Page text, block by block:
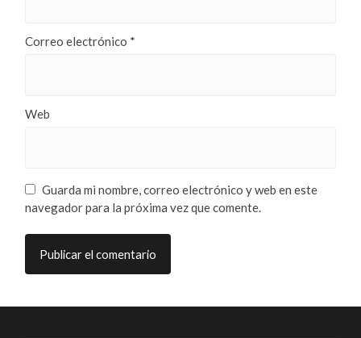
Correo electrónico *
Web
Guarda mi nombre, correo electrónico y web en este
navegador para la próxima vez que comente.